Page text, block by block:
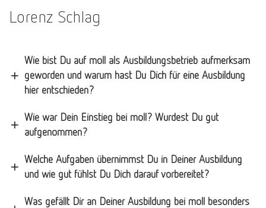
Lorenz Schlag
Wie bist Du auf moll als Ausbildungsbetrieb aufmerksam
geworden und warum hast Du Dich für eine Ausbildung
hier entschieden?
Wie war Dein Einstieg bei moll? Wurdest Du gut
aufgenommen?
Welche Aufgaben übernimmst Du in Deiner Ausbildung
und wie gut fühlst Du Dich darauf vorbereitet?
Was gefällt Dir an Deiner Ausbildung bei moll besonders